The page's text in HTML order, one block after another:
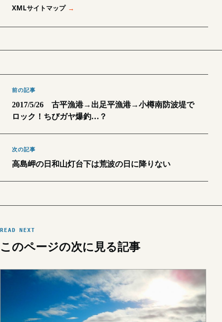
XMLサイトマップ
前の記事
2017/5/26 古平漁港→出足平漁港→小樽南防波堤で
ロック！ちびガヤ爆釣…？
次の記事
高島岬の日和山灯台下は荒波の日に降りない
READ NEXT
このページの次に見る記事